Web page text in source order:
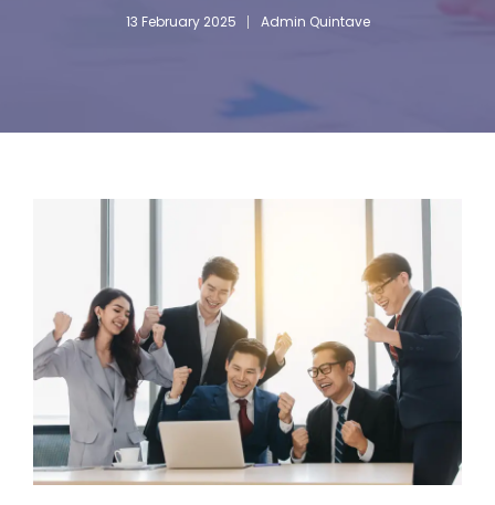
13 February 2025 Admin Quintave